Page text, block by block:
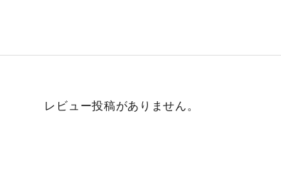
レビュー投稿がありません。